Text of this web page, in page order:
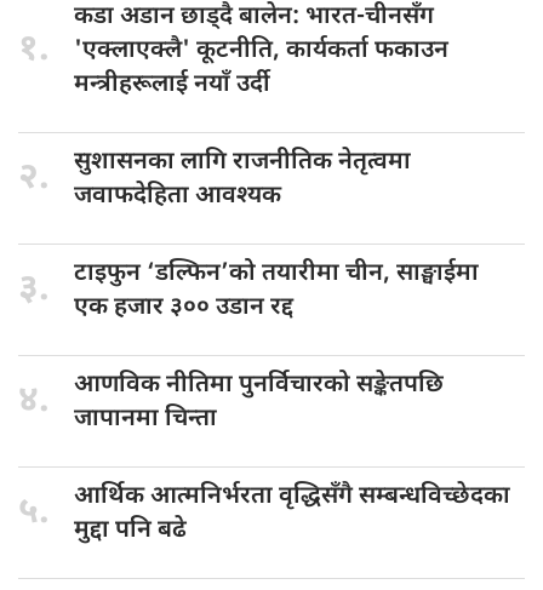
१.
कडा अडानछाड्दै बालेन: भारत-चीनसँग
'एक्लाएक्लै' कूटनीति, कार्यकर्ता फकाउन
मन्त्रीहरूलाई नयाँ उर्दी
२. सुशासनका लागिराजनीतिक नेतृत्वमा
जवाफदेहिता आवश्यक
३. टाइफुन ‘डल्फिन’कोतयारीमा चीन, साङ्घाईमा
एक हजार ३०० उडान रद्द
४. आणविक नीतिमापुनर्विचारको सङ्केतपछि
जापानमा चिन्ता
५. आर्थिक आत्मनिर्भरतावृद्धिसँगै सम्बन्धविच्छेदका
मुद्दा पनि बढे